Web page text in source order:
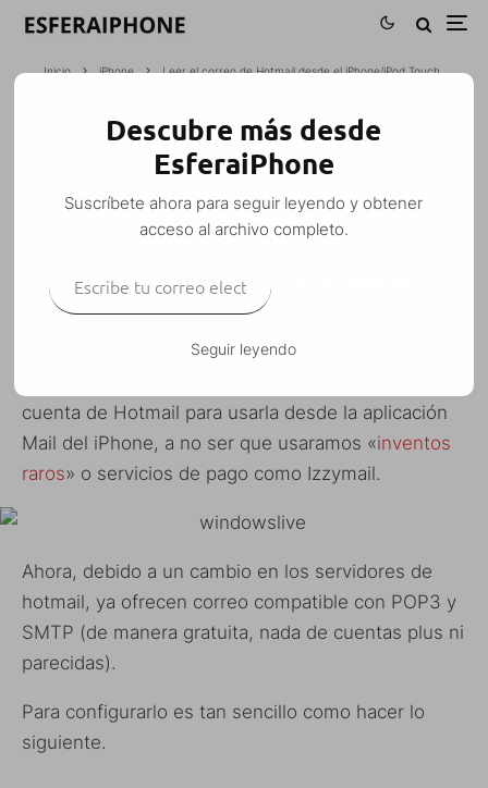
Inicio iPhone Leer el correo de Hotmail desde el iPhone/iPod Touch
LEER EL CORREO DE HOTMAIL DESDE
EL IPHONE/IPOD TOUCH
M. Alejandro W. García Fuentes (Esfera) ·
iPhone 3G iPod Touch Tutoriales · 9 enero, 2009
cuenta de Hotmail para usarla desde la aplicación
Mail del iPhone, a no ser que usaramos «inventos
raros» o servicios de pago como Izzymail.
Ahora, debido a un cambio en los servidores de
hotmail, ya ofrecen correo compatible con POP3 y
SMTP (de manera gratuita, nada de cuentas plus ni
parecidas).
Para configurarlo es tan sencillo como hacer lo
siguiente.
Descubre más desde
EsferaiPhone
Suscríbete ahora para seguir leyendo y obtener
acceso al archivo completo.
Seguir leyendo